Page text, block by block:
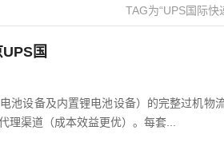
TAG为“UPS国际快
国
池设备及内置锂电池设备）的完整过机物
理渠道（成本效益更优）。每套...